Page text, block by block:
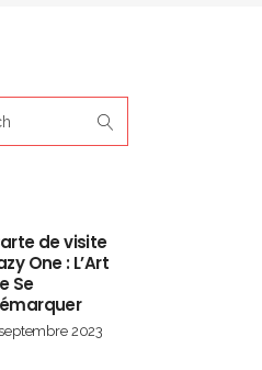
de visite
One : L’Art
Se
2023